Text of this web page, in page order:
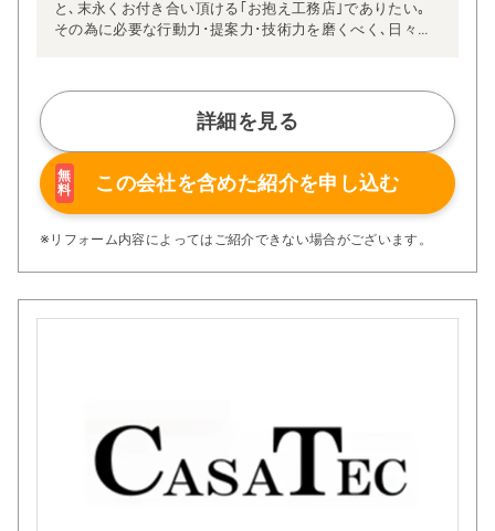
と､末永くお付き合い頂ける｢お抱え工務店｣でありたい｡
その為に必要な行動力･提案力･技術力を磨くべく､日々精
こが皆さまお悩みになる部分かと思います。安心価格の提
示、施工方法などを明瞭にし、お客様の不安を無くしてご
満足頂けるリフォームを行うことが私どもの使命と思って
おります。
ぜひ、お客様のご希望をお聞かせ下さい。ご連絡をお待ち
しております。
詳細を見る
無
料
この会社を含めた紹介を申し込む
※リフォーム内容によってはご紹介できない場合がございます。